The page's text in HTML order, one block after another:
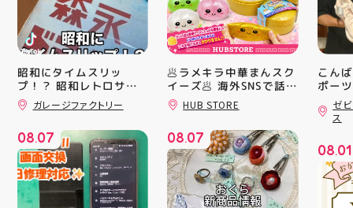
昭和にタイムスリッ
プ！？ 昭和レトロサイ
ンボード大量入荷しまし
た！ 今回はお菓子系を
屋に飾ればバッチグー
郡山駅前 アティ郡山4F
“ガレージファクトリ
ー”へ遊びに来てね️‍️‍️‍ #福
島 #郡山 #郡山駅前 #雑
ガレージファクトリー
08.07
🥟ラメキラ中華まんスク
イーズ🥟 海外SNSで話題
沸騰中 ラメキラ中華ま
んスクイーズが新登場！
が とにかくかわいい♪ む
にゅっとクセになる や
みつき触感がたまらな
い…！ せいろ型ケース
に入っていて どの色の
HUB STORE
08.07
こん
ポー
ティ
日の
クス
6」の
徴と
反発
ゼ
ス
08.01